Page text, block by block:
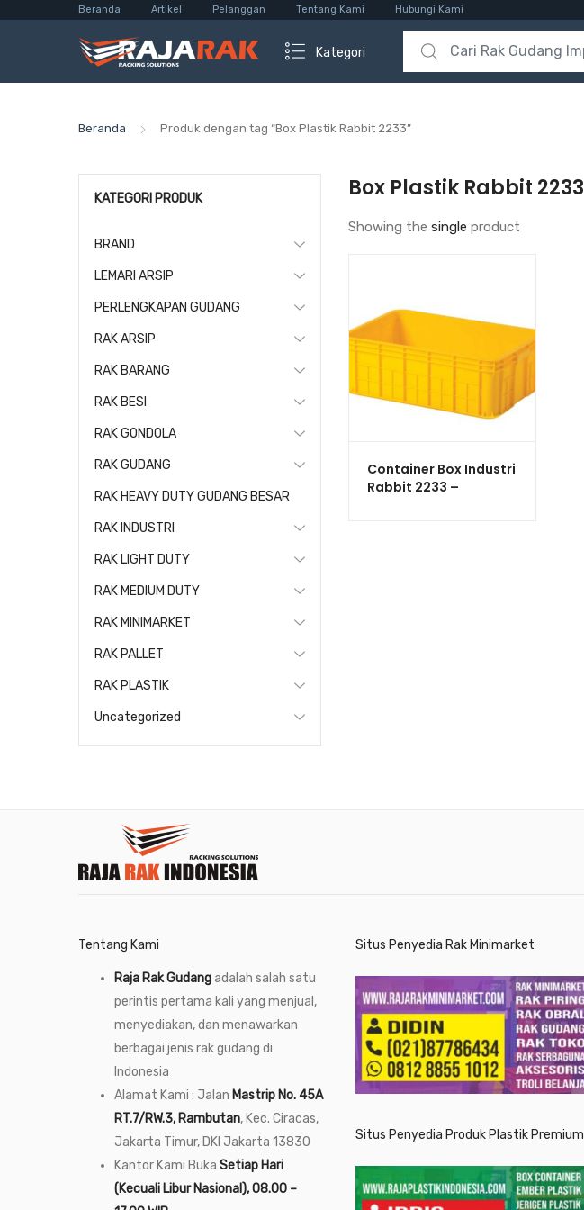
Beranda Artikel Pelanggan Tentang Kami Hubungi Kami
Kategori
Search for:
Beranda Produk dengan tag “Box Plastik Rabbit 2233”
Box Plastik Rabbit 2233
Showing the single product
Container Box Industri
Rabbit 2233 –
KATEGORI PRODUK
BRAND
LEMARI ARSIP
PERLENGKAPAN GUDANG
RAK ARSIP
RAK BARANG
RAK BESI
RAK GONDOLA
RAK GUDANG
RAK HEAVY DUTY GUDANG BESAR
RAK INDUSTRI
RAK LIGHT DUTY
RAK MEDIUM DUTY
RAK MINIMARKET
RAK PALLET
RAK PLASTIK
Uncategorized
Tentang Kami
Raja Rak Gudangadalah salah satu
perintis pertama kali yang menjual,
menyediakan, dan menawarkan
berbagai jenis rak gudang di
Indonesia
Alamat Kami : Jalan Mastrip No. 45A
RT.7/RW.3, Rambutan, Kec. Ciracas,
Jakarta Timur, DKI Jakarta 13830
Kantor Kami Buka Setiap Hari
(Kecuali Libur Nasional), 08.00 –
Situs Penyedia Rak Minimarket
Situs Penyedia Produk Plastik Premium